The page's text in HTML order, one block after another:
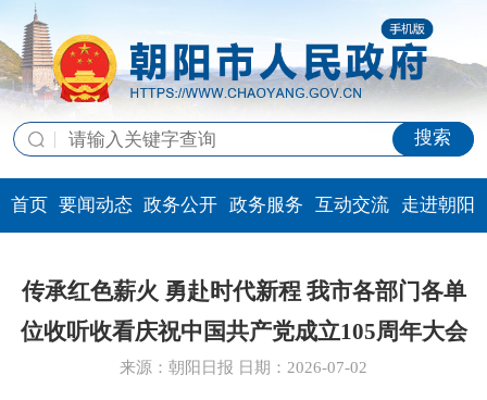
搜索
首页 要闻动态 政务公开 政务服务 互动交流 走进朝阳
传承红色薪火 勇赴时代新程 我市各部门各单
位收听收看庆祝中国共产党成立105周年大会
来源：朝阳日报 日期：2026-07-02